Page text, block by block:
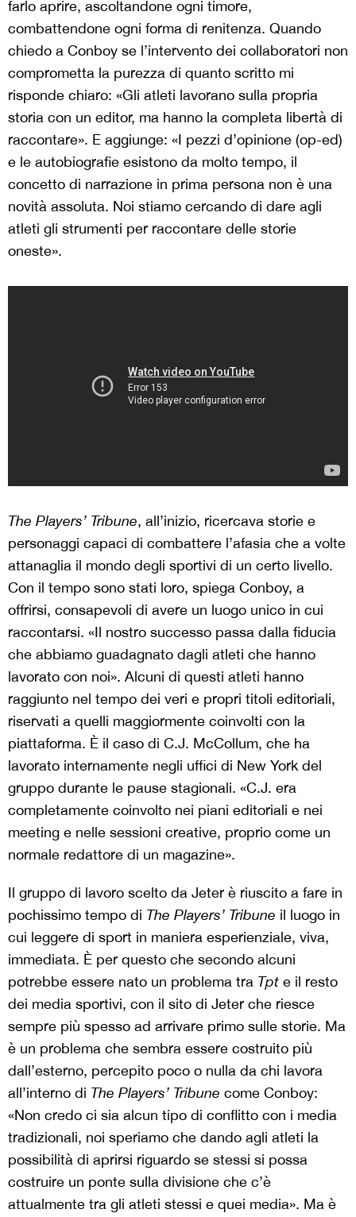
farlo aprire, ascoltandone ogni timore,
combattendone ogni forma di renitenza. Quando
chiedo a Conboy se l’intervento dei collaboratori non
comprometta la purezza di quanto scritto mi
risponde chiaro: «Gli atleti lavorano sulla propria
storia con un editor, ma hanno la completa libertà di
raccontare». E aggiunge: «I pezzi d’opinione (op-ed)
e le autobiografie esistono da molto tempo, il
concetto di narrazione in prima persona non è una
novità assoluta. Noi stiamo cercando di dare agli
atleti gli strumenti per raccontare delle storie
oneste».
The Players’ Tribune, all’inizio, ricercava storie e
personaggi capaci di combattere l’afasia che a volte
attanaglia il mondo degli sportivi di un certo livello.
Con il tempo sono stati loro, spiega Conboy, a
offrirsi, consapevoli di avere un luogo unico in cui
raccontarsi. «Il nostro successo passa dalla fiducia
che abbiamo guadagnato dagli atleti che hanno
lavorato con noi». Alcuni di questi atleti hanno
raggiunto nel tempo dei veri e propri titoli editoriali,
riservati a quelli maggiormente coinvolti con la
piattaforma. È il caso di C.J. McCollum, che ha
lavorato internamente negli uffici di New York del
gruppo durante le pause stagionali. «C.J. era
completamente coinvolto nei piani editoriali e nei
meeting e nelle sessioni creative, proprio come un
normale redattore di un magazine».
Il gruppo di lavoro scelto da Jeter è riuscito a fare in
pochissimo tempo di The Players’ Tribune il luogo in
cui leggere di sport in maniera esperienziale, viva,
immediata. È per questo che secondo alcuni
potrebbe essere nato un problema tra Tpt e il resto
dei media sportivi, con il sito di Jeter che riesce
sempre più spesso ad arrivare primo sulle storie. Ma
è un problema che sembra essere costruito più
dall’esterno, percepito poco o nulla da chi lavora
all’interno di The Players’ Tribune come Conboy:
«Non credo ci sia alcun tipo di conflitto con i media
tradizionali, noi speriamo che dando agli atleti la
possibilità di aprirsi riguardo se stessi si possa
costruire un ponte sulla divisione che c’è
attualmente tra gli atleti stessi e quei media». Ma è